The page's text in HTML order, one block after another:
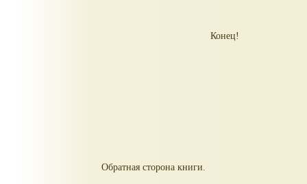
Конец!
Обратная сторона книги.